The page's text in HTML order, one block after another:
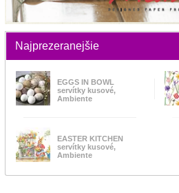
Najprezeranejšie
EGGS IN BOWL
servítky kusové,
Ambiente
EASTER KITCHEN
servítky kusové,
Ambiente